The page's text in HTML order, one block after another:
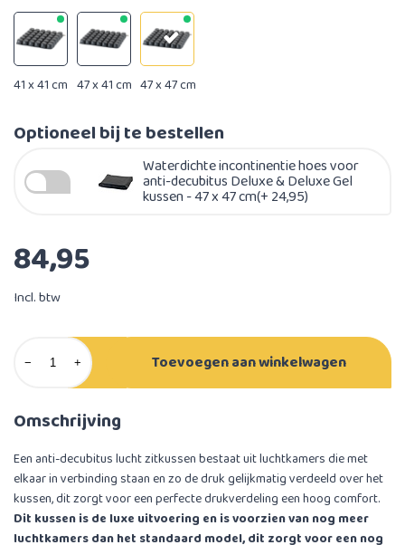
41 x 41 cm 47 x 41 cm 47 x 47 cm
Optioneel bij te bestellen
Waterdichte incontinentie hoes voor
anti-decubitus Deluxe & Deluxe Gel
kussen - 47 x 47 cm(+ 24,95)
84,95
Incl. btw
− + Toevoegen aan winkelwagen
Omschrijving
Een anti-decubitus lucht zitkussen bestaat uit luchtkamers die met
elkaar in verbinding staan en zo de druk gelijkmatig verdeeld over het
kussen, dit zorgt voor een perfecte drukverdeling een hoog comfort.
Dit kussen is de luxe uitvoering en is voorzien van nog meer
luchtkamers dan het standaard model, dit zorgt voor een nog